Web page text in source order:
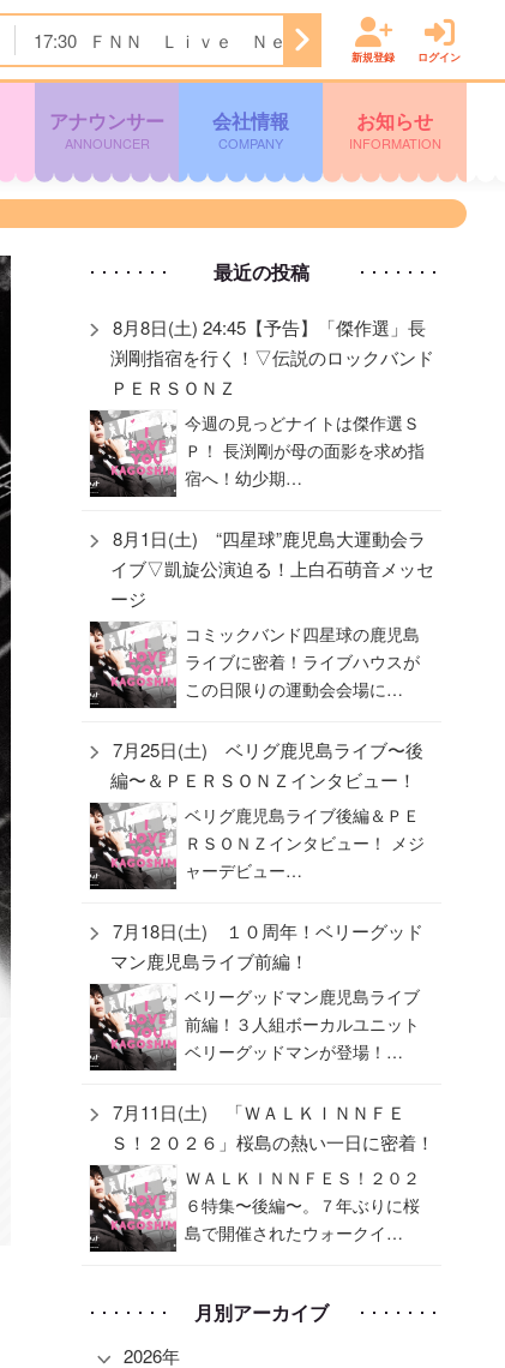
17:30 ＦＮＮ Ｌｉｖｅ Ｎｅｗｓ イット！ 18:00
新規登録 ログイン
アナウンサー
ANNOUNCER
会社情報
COMPANY
お知らせ
INFORMATION
最近の投稿
8月8日(土) 24:45【予告】「傑作選」長
渕剛指宿を行く！▽伝説のロックバンド
ＰＥＲＳＯＮＺ
今週の見っどナイトは傑作選Ｓ
Ｐ！ 長渕剛が母の面影を求め指
宿へ！幼少期…
8月1日(土) “四星球”鹿児島大運動会ラ
イブ▽凱旋公演迫る！上白石萌音メッセ
ージ
コミックバンド四星球の鹿児島
ライブに密着！ライブハウスが
この日限りの運動会会場に…
7月25日(土) ベリグ鹿児島ライブ〜後
編〜＆ＰＥＲＳＯＮＺインタビュー！
ベリグ鹿児島ライブ後編＆ＰＥ
ＲＳＯＮＺインタビュー！ メジ
ャーデビュー…
7月18日(土) １０周年！ベリーグッド
マン鹿児島ライブ前編！
ベリーグッドマン鹿児島ライブ
前編！３人組ボーカルユニット
ベリーグッドマンが登場！…
7月11日(土) 「ＷＡＬＫＩＮＮＦＥ
Ｓ！２０２６」桜島の熱い一日に密着！
ＷＡＬＫＩＮＮＦＥＳ！２０２
６特集〜後編〜。７年ぶりに桜
島で開催されたウォークイ…
月別アーカイブ
2026年